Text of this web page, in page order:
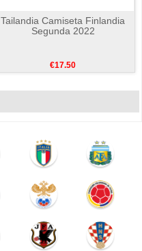
Tailandia Camiseta Finlandia
Segunda 2022
€17.50